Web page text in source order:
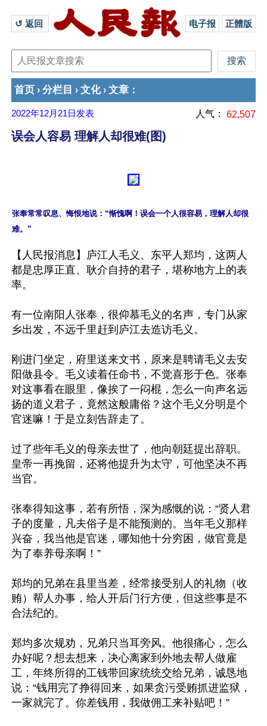
↺ 返回 电子报 正體版
首页 › 分栏目 › 文化› 文章 ：
2022年12月21日 发表 人气： 62,507
误会人容易 理解人却很难(图)
张奉常常叹息、悔恨地说：“惭愧啊！误会一个人很容易，理解人却很
【人民报消息】庐江人毛义、东平人郑均，这两人
都是忠厚正直、耿介自持的君子，堪称地方上的表
率。
有一位南阳人张奉，很仰慕毛义的名声，专门从家
乡出发，不远千里赶到庐江去造访毛义。
刚进门坐定，府里送来文书，原来是聘请毛义去安
阳做县令。毛义读着任命书，不觉喜形于色。张奉
对这事看在眼里，像挨了一闷棍，怎么一向声名远
扬的道义君子，竟然这般庸俗？这个毛义分明是个
官迷嘛！于是立刻告辞走了。
过了些年毛义的母亲去世了，他向朝廷提出辞职。
皇帝一再挽留，还将他提升为太守，可他坚决不再
当官。
张奉得知这事，若有所悟，深为感慨的说：“贤人君
子的度量，凡夫俗子是不能预测的。当年毛义那样
兴奋，我当他是官迷，哪知他十分穷困，做官竟是
为了奉养母亲啊！”
郑均的兄弟在县里当差，经常接受别人的礼物（收
贿）帮人办事，给人开后门行方便，但这些事是不
合法纪的。
郑均多次规劝，兄弟只当耳旁风。他很痛心，怎么
办好呢？想去想来，决心离家到外地去帮人做雇
工，年终所得的工钱带回家统统交给兄弟，诚恳地
说：“钱用完了挣得回来，如果贪污受贿抓进监狱，
一家就完了。你差钱用，我做佣工来补贴吧！”